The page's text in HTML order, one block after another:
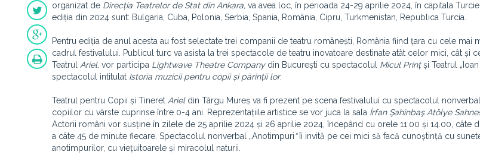
organizat de Direcția Teatrelor de Stat din Ankara, va avea loc, în perioada 24-29 aprilie 2024, în capitala
ediția din 2024 sunt: Bulgaria, Cuba, Polonia, Serbia, Spania, România, Cipru, Turkmenistan, Republica Turcia.
Pentru ediția de anul acesta au fost selectate trei companii de teatru românești, România fiind țara cu cele mai
cadrul festivalului. Publicul turc va asista la trei spectacole de teatru inovatoare destinate atât celor mici, cât și
Teatrul Ariel, vor participa Lightwave Theatre Company din București cu spectacolul Micul Prințși Teatrul
spectacolul intitulat Istoria muzicii pentru copii și părinții lor.
Teatrul pentru Copii și Tineret Arieldin Târgu Mureș va fi prezent pe scena festivalului cu spectacolul
copiilor cu vârste cuprinse între 0-4 ani. Reprezentațiile artistice se vor juca la sala İrfan Şahinbaş Atölye
Actorii români vor susține în zilele de 25 aprilie 2024 și 26 aprilie 2024, începând cu orele 11.00 și 14.00, câte
a câte 45 de minute fiecare. Spectacolul nonverbal „Anotimpuri“îi invită pe cei mici să facă cunoștință cu
anotimpurilor, cu viețuitoarele și miracolul naturii.